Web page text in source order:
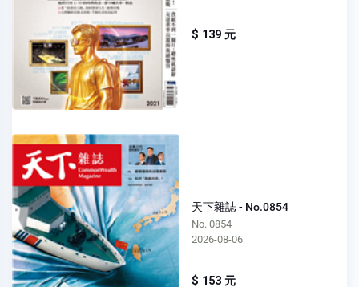
$ 139 元
天下雜誌 - No.0854
No. 0854
2026-08-06
$ 153 元